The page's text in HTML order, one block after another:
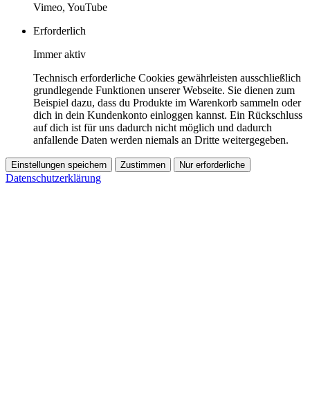
Vimeo, YouTube
Erforderlich
Immer aktiv
Technisch erforderliche Cookies gewährleisten ausschließlich
grundlegende Funktionen unserer Webseite. Sie dienen zum
Beispiel dazu, dass du Produkte im Warenkorb sammeln oder
dich in dein Kundenkonto einloggen kannst. Ein Rückschluss
auf dich ist für uns dadurch nicht möglich und dadurch
anfallende Daten werden niemals an Dritte weitergegeben.
Einstellungen speichern Zustimmen Nur erforderliche
Datenschutzerklärung